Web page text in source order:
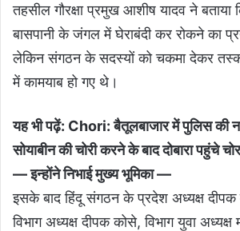
तहसील गौरक्षा प्रमुख आशीष यादव ने बताया
बासपानी के जंगल में घेराबंदी कर रोकने का
लेकिन संगठन के सदस्यों को चकमा देकर
में कामयाब हो गए थे।
यह भी पढ़ें: Chori: बैतूलबाजार में पुलिस की
सोयाबीन की चोरी करने के बाद दोबारा पहुंचे चोर
— इन्होंने निभाई मुख्य भूमिका —
इसके बाद हिंदू संगठन के प्रदेश अध्यक्ष दीपक
विभाग अध्यक्ष दीपक कोसे, विभाग युवा अध्यक्ष